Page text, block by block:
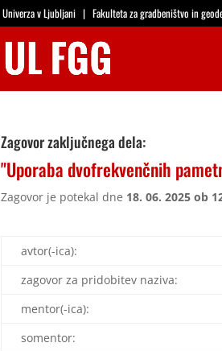
Univerza v Ljubljani |Fakulteta za gradbeništvo in
Zagovor zaključnega dela:
"Uporaba dvofrekvenčnih
Zagovor je potekal dne 18. 06. 2025 ob
avtor(-ica):
zagovor za pridobitev naziva:
mentor(-ica):
somentor: